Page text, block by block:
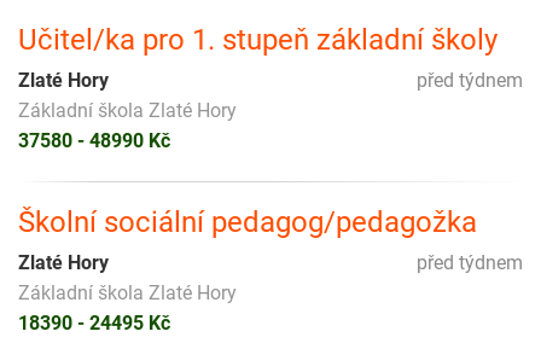
Učitel/ka pro 1. stupeň základní školy
před týdnem
Zlaté Hory
Základní škola Zlaté Hory
37580 - 48990 Kč
Školní sociální pedagog/pedagožka
před týdnem
Zlaté Hory
Základní škola Zlaté Hory
18390 - 24495 Kč